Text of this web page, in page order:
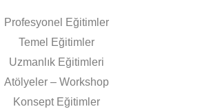
Profesyonel Eğitimler
Temel Eğitimler
Uzmanlık Eğitimleri
Atölyeler – Workshop
Konsept Eğitimler